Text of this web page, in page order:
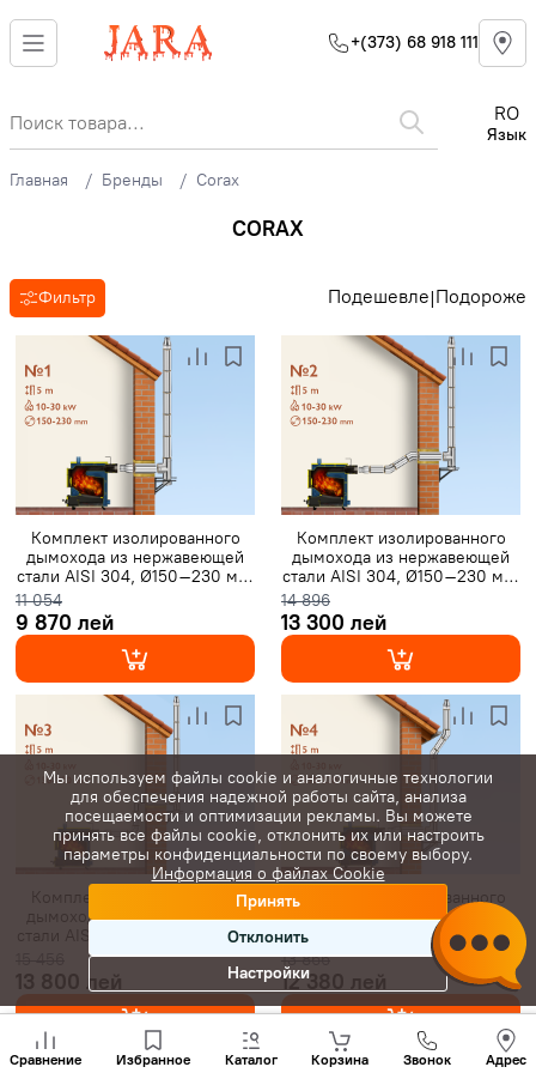
+(373) 68 918 111
RO
Язык
Главная Бренды Corax
CORAX
Фильтр Подешевле|Подороже
Комплект изолированного
дымохода из нержавеющей
стали AISI 304, Ø150–230 мм,
длина 5 м, для котлов 10–30
кВт (Вариант №1)
11 054
9 870 лей
Комплект изолированного
дымохода из нержавеющей
стали AISI 304, Ø150–230 мм,
длина 5 м, для котлов 10–30
кВт (Вариант №2)
14 896
13 300 лей
Комплект изолированного
дымохода из нержавеющей
стали AISI 304, Ø150–230 мм,
длина 5 м, для котлов 10–30
кВт (Вариант №3)
13 800 лей
Комплект изолированного
дымохода из нержавеющей
стали AISI 304, Ø150–230 мм,
длина 5 м, для котлов 10–30
кВт (Вариант №4)
13 866
12 380 лей
Сравнение Избранное Каталог Корзина Звонок Адрес
нам
+(373)
Мы используем файлы cookie и аналогичные технологии
для обеспечения надежной работы сайта, анализа
посещаемости и оптимизации рекламы. Вы можете
принять все файлы cookie, отклонить их или настроить
параметры конфиденциальности по своему выбору.
Информация о файлах Cookie
Принять
Отклонить
Настройки